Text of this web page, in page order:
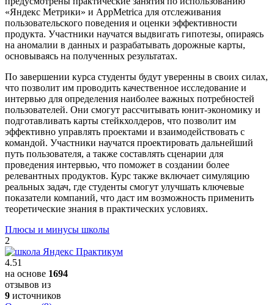
«Яндекс Метрики» и AppMetrica для отслеживания
пользовательского поведения и оценки эффективности
продукта. Участники научатся выдвигать гипотезы, опираясь
на аномалии в данных и разрабатывать дорожные карты,
основываясь на полученных результатах.
По завершении курса студенты будут уверенны в своих силах,
что позволит им проводить качественное исследование и
интервью для определения наиболее важных потребностей
пользователей. Они смогут рассчитывать юнит-экономику и
подготавливать карты стейкхолдеров, что позволит им
эффективно управлять проектами и взаимодействовать с
командой. Участники научатся проектировать дальнейший
путь пользователя, а также составлять сценарии для
проведения интервью, что поможет в создании более
релевантных продуктов. Курс также включает симуляцию
реальных задач, где студенты смогут улучшать ключевые
показатели компаний, что даст им возможность применить
теоретические знания в практических условиях.
Плюсы и минусы школы
2
4.51
на основе 1694
отзывов из
9 источников